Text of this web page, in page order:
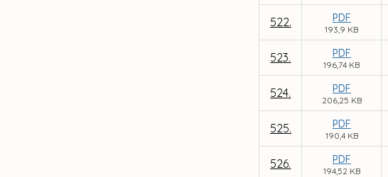
522. PDF
193,9 KB
523. PDF
196,74 KB
524. PDF
206,25 KB
525. PDF
190,4 KB
526. PDF
194,52 KB